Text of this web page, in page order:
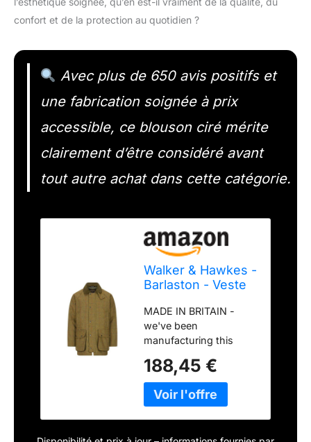
confort et de la protection au quotidien ?
Avec plus de 650 avis positifs et
une fabrication soignée à prix
accessible, ce blouson ciré mérite
clairement d’être considéré avant
tout autre achat dans cette catégorie.
Walker & Hawkes -
Barlaston - Veste
Homme - Tweed -
Chasse/Campagne
- Forêt Verte - 3XL
MADE IN BRITAIN -
we've been
manufacturing this
years. TEFLON-
COATED - coated with
Teflon fabric protector
188,45 €